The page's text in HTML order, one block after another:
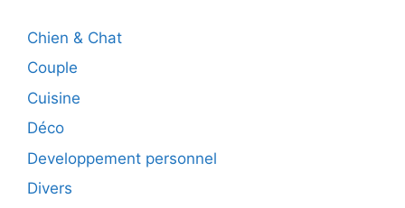
Chien & Chat
Couple
Cuisine
Déco
Developpement personnel
Divers